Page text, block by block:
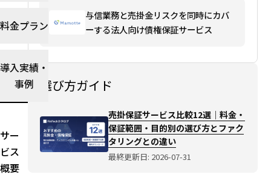
グと
の違
選び
方ガ
イド
む→
料金プラン
導入実績・
事例
サー
ビス
概要
与信業務と売掛金リスクを同時にカバ
ーする法人向け債権保証サービス
選び方ガイド
売掛保証サービス比較12選｜料金・
保証範囲・目的別の選び方とファク
タリングとの違い
最終更新日: 2026-07-31